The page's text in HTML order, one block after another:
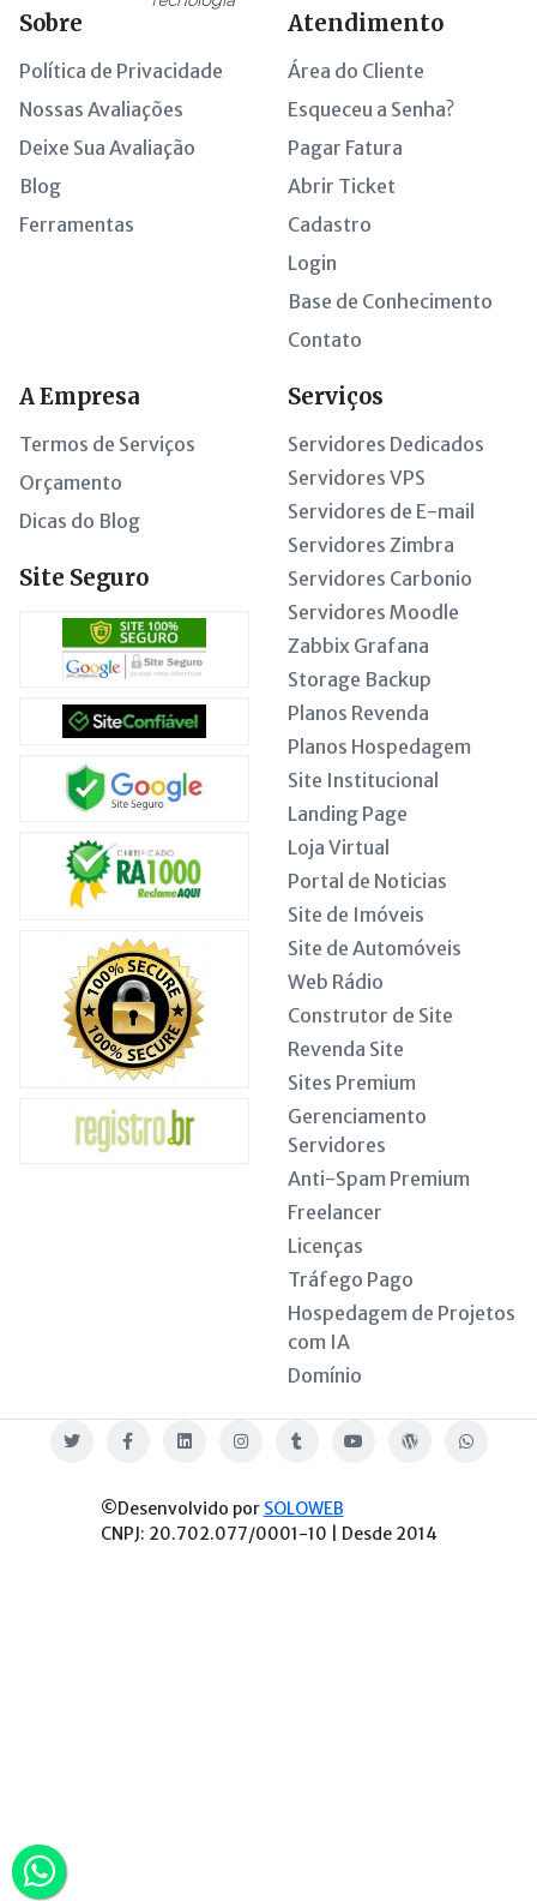
Sobre
Política de Privacidade
Nossas Avaliações
Deixe Sua Avaliação
Blog
Ferramentas
Atendimento
Área do Cliente
Esqueceu a Senha?
Pagar Fatura
Abrir Ticket
Cadastro
Login
Base de Conhecimento
Contato
A Empresa
Termos de Serviços
Orçamento
Dicas do Blog
Site Seguro
Serviços
Servidores Dedicados
Servidores VPS
Servidores de E-mail
Servidores Zimbra
Servidores Carbonio
Servidores Moodle
Zabbix Grafana
Storage Backup
Planos Revenda
Planos Hospedagem
Site Institucional
Landing Page
Loja Virtual
Portal de Noticias
Site de Imóveis
Site de Automóveis
Web Rádio
Construtor de Site
Revenda Site
Sites Premium
Gerenciamento
Servidores
Anti-Spam Premium
Freelancer
Licenças
Tráfego Pago
Hospedagem de Projetos
com IA
Domínio
Twitter FacebookLinkedin InstagramTumblr Youtube Blog WhatsApp
©Desenvolvido por SOLOWEB
CNPJ: 20.702.077/0001-10 | Desde 2014